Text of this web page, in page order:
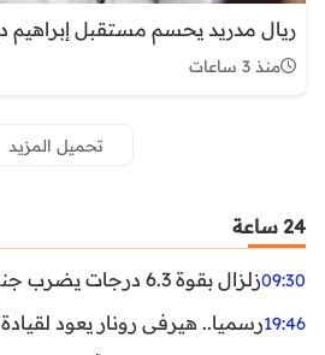
ريال مدريد يحسم مستقبل إبراهيم
منذ 3 ساعات
تحميل المزيد
24 ساعة
09:30زلزال بقوة 6.3 درجات يضرب جنوب الفلبين.. ولا تحذير من تسونامي حتى الآن
19:46رسميا.. هيرفي رونار يعود